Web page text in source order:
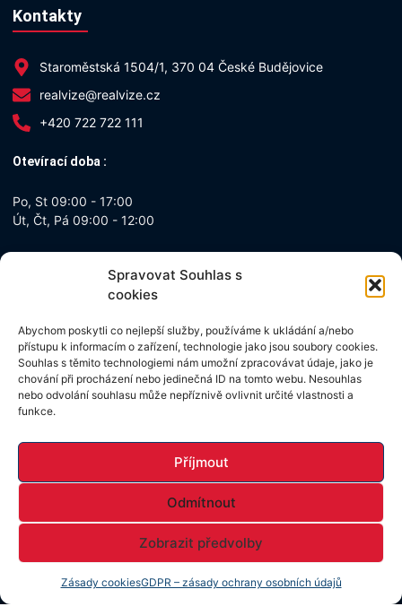
Spravovat Souhlas s
cookies
Abychom poskytli co nejlepší služby, používáme k ukládání a/nebo
přístupu k informacím o zařízení, technologie jako jsou soubory cookies.
Souhlas s těmito technologiemi nám umožní zpracovávat údaje, jako je
chování při procházení nebo jedinečná ID na tomto webu. Nesouhlas
nebo odvolání souhlasu může nepříznivě ovlivnit určité vlastnosti a
funkce.
Příjmout
Odmítnout
Zobrazit předvolby
Zásady cookiesGDPR – zásady ochrany osobních údajů
Kontakty
Staroměstská 1504/1, 370 04 České Budějovice
realvize@realvize.cz
+420 722 722 111
Otevírací doba :
Po, St 09:00 - 17:00
Út, Čt, Pá 09:00 - 12:00
Vnitřní oznamovací systém
Poučení spotřebitele
VOS